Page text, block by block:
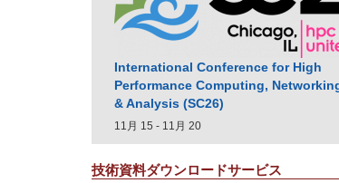
【高知大学】落札公示 人工知能用計算ノード
社エレパ】 31,988,000円
International Conference for High
Performance Computing,
& Analysis (SC26)
11月 15 - 11月 20
技術資料ダウンロードサービス